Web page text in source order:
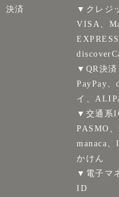
決済
▼クレジ
VISA、
▼QR決済
PayPay、
イ、
▼交通系
PASMO
manaca
かけん
▼電子マ
ID